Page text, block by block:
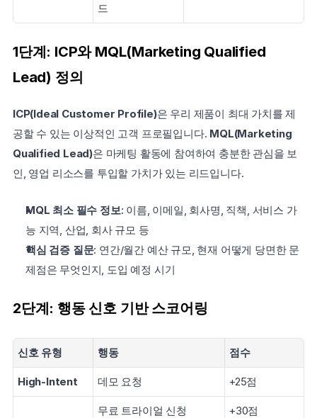
드
1단계: ICP와 MQL(Marketing Qualified
Lead) 정의
ICP(Ideal Customer Profile)은 우리 제품이 최대 가치를 제
공할 수 있는 이상적인 고객 프로필입니다. MQL(Marketing
Qualified Lead)은 마케팅 활동에 참여하여 충분한 관심을 보
인, 영업 리소스를 투입할 가치가 있는 리드입니다.
MQL 최소 필수 정보: 이름, 이메일, 회사명, 직책, 서비스 가
능 지역, 산업, 회사 규모 등
핵심 검증 질문: 연간/월간 예산 규모, 현재 어떻게 당면한 문
제점은 무엇인지, 도입 예정 시기
2단계: 행동 신호 기반 스코어링
신호 유형 행동 점수
High-Intent 데모 요청 +25점
무료 트라이얼 신청 +30점